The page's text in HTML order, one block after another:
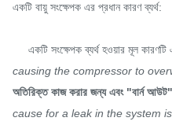
একটি বায়ু সংক্ষেপক এর প্রধান কারণ ব্যর্থ:
একটি সংক্ষেপক ব্যর্থ হওয়ার মূল
causing the compressor to
অতিরিক্ত কাজ করার জন্য এবং "বার্ন
cause for a leak in the system